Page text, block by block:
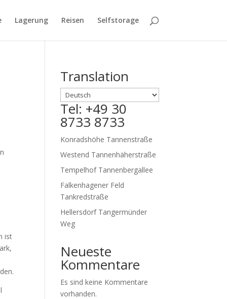
Lagerung Reisen Selfstorage
ist
Translation
Tel: +49 30
8733 8733
Konradshöhe Tannenstraße
Westend Tannenhäherstraße
Tempelhof Tannenbergallee
Falkenhagener Feld
Tankredstraße
Hellersdorf Tangermünder
Weg
Neueste
Kommentare
Es sind keine Kommentare
vorhanden.